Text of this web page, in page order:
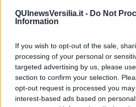
QUInewsVersilia.it - Do Not
Information
If you wish to opt-out of the sale,
processing of your personal or
targeted advertising by us, please
section to confirm your selection.
opt-out request is processed you
interest-based ads based on
Homo imbecillis
​4 anni di Blog
​Il passato, questo conosciuto!
​Clima ballerino e sbalzi d’umore
La maternità
​L’uomo o l’orso?
Non hanno un amico a teatro​
​Tutta una questione di rispetto
​Cose che ci esauriscono